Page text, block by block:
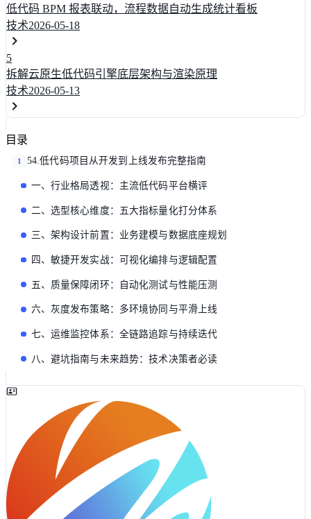
低代码 BPM 报表联动，流程数据自动生成统计看板
技术2026-05-18
5
拆解云原生低代码引擎底层架构与渲染原理
技术2026-05-13
目录
1 54.低代码项目从开发到上线发布完整指南
一、行业格局透视：主流低代码平台横评
二、选型核心维度：五大指标量化打分体系
三、架构设计前置：业务建模与数据底座规划
四、敏捷开发实战：可视化编排与逻辑配置
五、质量保障闭环：自动化测试与性能压测
六、灰度发布策略：多环境协同与平滑上线
七、运维监控体系：全链路追踪与持续迭代
八、避坑指南与未来趋势：技术决策者必读